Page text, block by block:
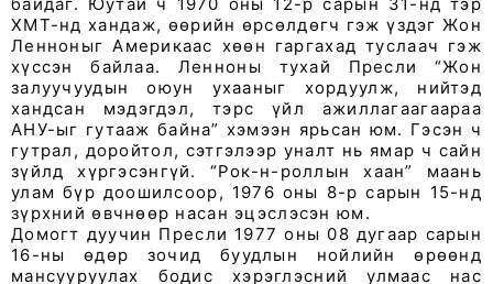
ХМТ-нд хандаж, өөрийн өрсөлдөгч гэж үздэг Жон
Ленноныг Америкаас хөөн гаргахад туслаач гэж
хүссэн байлаа. Ленноны тухай Пресли “Жон
залуучуудын оюун ухааныг хордуулж, нийтэд
хандсан мэдэгдэл, тэрс үйл ажиллагаагаараа
АНУ-ыг гутааж байна” хэмээн ярьсан юм. Гэсэн ч
гутрал, доройтол, сэтгэлээр уналт нь ямар ч сайн
зүйлд хүргэсэнгүй. “Рок-н-роллын хаан” маань
улам бүр доошилсоор, 1976 оны 8-р сарын 15-нд
зүрхний өвчнөөр насан эцэслэсэн юм.
Домогт дуучин Пресли 1977 оны 08 дугаар сарын
16-ны өдөр зочид буудлын нойлийн өрөөнд
мансууруулах бодис хэрэглэсний улмаас нас